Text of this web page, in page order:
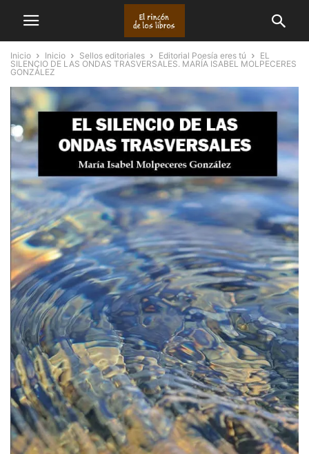
Inicio Inicio Sellos editoriales Editorial Poesía eres tú
EL
SILENCIO DE LAS ONDAS TRASVERSALES. MARÍA ISABEL MOLPECERES
GONZÁLEZ